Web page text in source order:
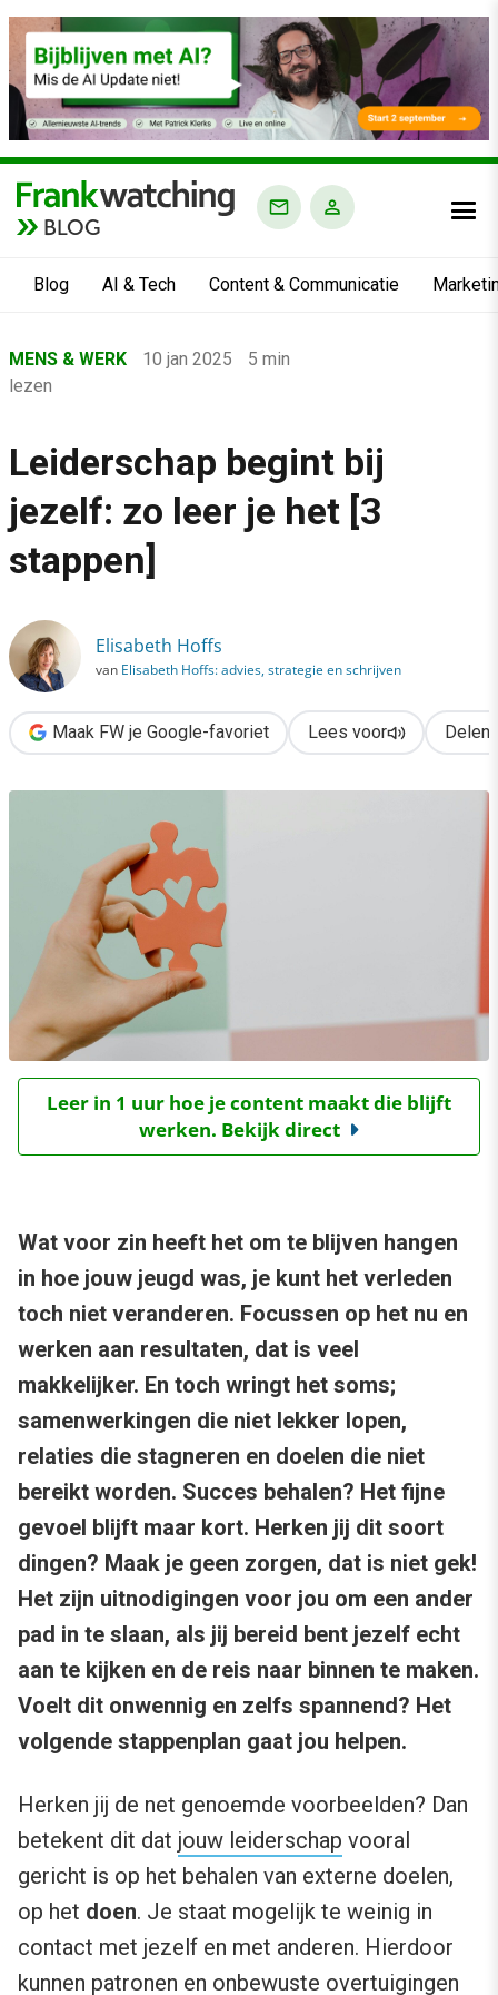
BLOG
Blog AI & Tech Content & Communicatie
›
Mens & Werk
Leiderschap begint bij jezelf: zo leer je het [3 stappen]
MENS & WERK 10 jan 2025
5 min
lezen
Leiderschap begint bij
jezelf: zo leer je het [3
stappen]
Elisabeth Hoffs
van Elisabeth Hoffs: advies, strategie en schrijven
Maak FW je Google-favoriet Lees voor Delen
Leer in 1 uur hoe je content maakt die blijft
werken. Bekijk direct
Wat voor zin heeft het om te blijven hangen
in hoe jouw jeugd was, je kunt het verleden
toch niet veranderen. Focussen op het nu en
werken aan resultaten, dat is veel
makkelijker. En toch wringt het soms;
samenwerkingen die niet lekker lopen,
relaties die stagneren en doelen die niet
bereikt worden. Succes behalen? Het fijne
gevoel blijft maar kort. Herken jij dit soort
dingen? Maak je geen zorgen, dat is niet gek!
Het zijn uitnodigingen voor jou om een ander
pad in te slaan, als jij bereid bent jezelf echt
aan te kijken en de reis naar binnen te maken.
Voelt dit onwennig en zelfs spannend? Het
volgende stappenplan gaat jou helpen.
Herken jij de net genoemde voorbeelden? Dan
betekent dit dat jouw leiderschap vooral
gericht is op het behalen van externe doelen,
op het doen. Je staat mogelijk te weinig in
contact met jezelf en met anderen. Hierdoor
kunnen patronen en onbewuste overtuigingen